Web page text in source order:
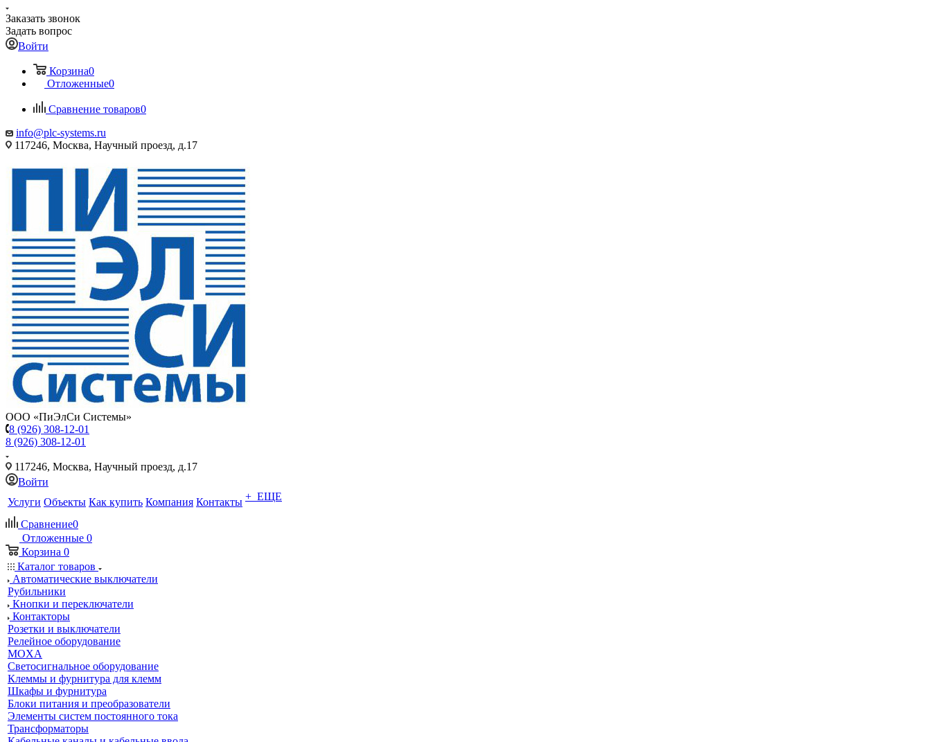
Заказать звонок
Задать вопрос
Войти
Корзина0
Отложенные0
Сравнение товаров0
info@plc-systems.ru
117246, Москва, Научный проезд, д.17
ООО «ПиЭлСи Системы»
8 (926) 308-12-01
8 (926) 308-12-01
117246, Москва, Научный проезд, д.17
Войти
Услуги Объекты Как купить Компания Контакты + ЕЩЕ
Сравнение0
Отложенные 0
Корзина 0
Каталог товаров
Автоматические выключатели
Рубильники
Кнопки и переключатели
Контакторы
Розетки и выключатели
Релейное оборудование
MOXA
Светосигнальное оборудование
Клеммы и фурнитура для клемм
Шкафы и фурнитура
Блоки питания и преобразователи
Элементы систем постоянного тока
Трансформаторы